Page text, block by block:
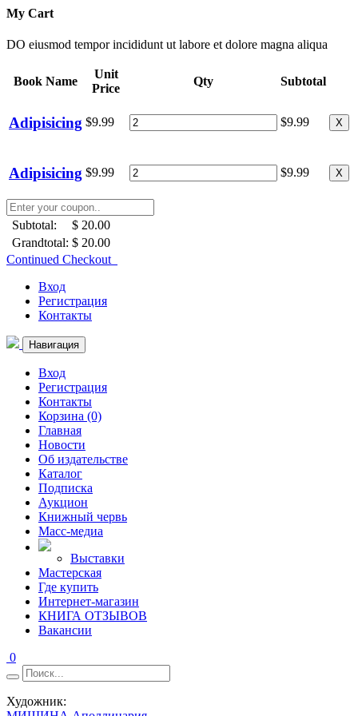
My Cart
DO eiusmod tempor incididunt ut labore et dolore magna aliqua
Book Name
Unit
Price
Qty Subtotal
Adipisicing $9.99 $9.99 X
Adipisicing $9.99 $9.99 X
Subtotal:
$ 20.00
Grandtotal: $ 20.00
Continued Checkout
Вход
Регистрация
Контакты
Навигация
Вход
Регистрация
Контакты
Корзина (0)
Главная
Новости
Об издательстве
Каталог
Подписка
Аукцион
Книжный червь
Масс-медиа
Выставки
Мастерская
Где купить
Интернет-магазин
КНИГА ОТЗЫВОВ
Вакансии
0
Художник: